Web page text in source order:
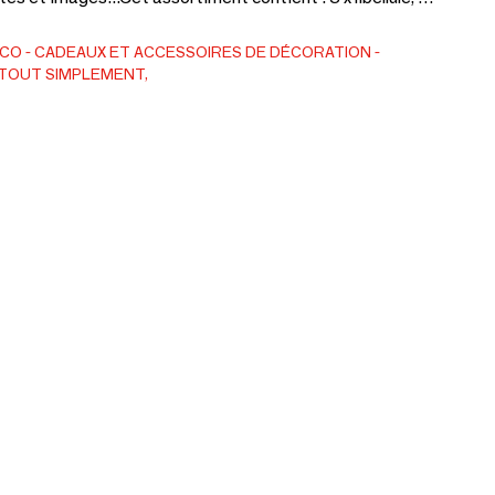
fleur, 3 x oiseau, 3 x papillon.
CADEAUX ET ACCESSOIRES DE DÉCORATION
SIMPLEMENT,